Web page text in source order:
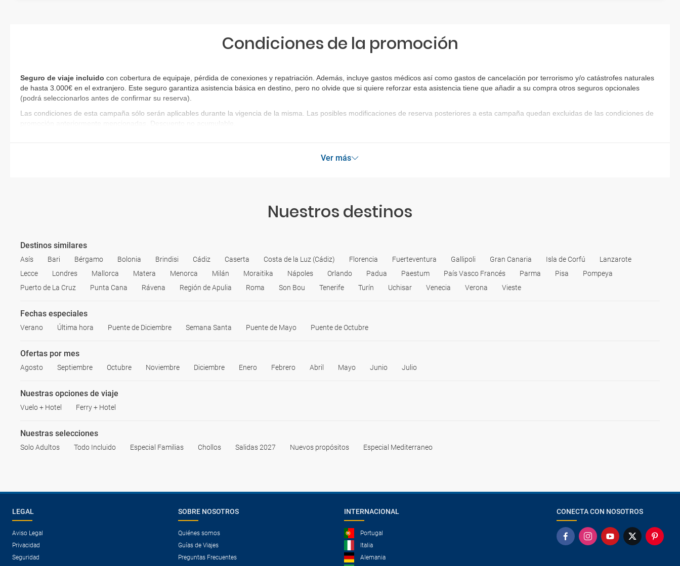
Condiciones de la promoción
Seguro de viaje incluido con cobertura de equipaje, pérdida de conexiones y repatriación. Además, incluye gastos médicos así como gastos de cancelación por terrorismo y/o catástrofes naturales
de hasta 3.000€ en el extranjero. Este seguro garantiza asistencia básica en destino, pero no olvide que si quiere reforzar esta asistencia tiene que añadir a su compra otros seguros opcionales
(podrá seleccionarlos antes de confirmar su reserva).
Las condiciones de esta campaña sólo serán aplicables durante la vigencia de la misma. Las posibles modificaciones de reserva posteriores a esta campaña quedan excluidas de las condiciones de
promoción anteriormente mencionadas. Descuento no acumulable.
Ver más
Nuestros destinos
Destinos similares
Asís Bari Bérgamo Bolonia Brindisi Cádiz Caserta Costa de la Luz (Cádiz) Florencia Fuerteventura Gallipoli Gran Canaria Isla de Corfú
Lanzarote
Lecce
Londres Mallorca Matera Menorca Milán Moraitika Nápoles Orlando Padua Paestum País Vasco Francés Parma Pisa
Pompeya
Puerto de La Cruz
Punta Cana Rávena Región de Apulia Roma Son Bou Tenerife Turín Uchisar Venecia Verona Vieste
Fechas especiales
Verano Última hora Puente de Diciembre Semana Santa Puente de Mayo Puente de Octubre
Ofertas por mes
Agosto Septiembre Octubre Noviembre Diciembre Enero Febrero Abril Mayo Junio Julio
Nuestras opciones de viaje
Vuelo + Hotel Ferry + Hotel
Nuestras selecciones
Solo Adultos Todo Incluido Especial Familias Chollos Salidas 2027 Nuevos propósitos Especial Mediterraneo
LEGAL
Aviso Legal
Privacidad
Seguridad
SOBRE NOSOTROS
Quiénes somos
Guías de Viajes
Preguntas Frecuentes
INTERNACIONAL
Portugal
Italia
Alemania
CONECTA CON NOSOTROS